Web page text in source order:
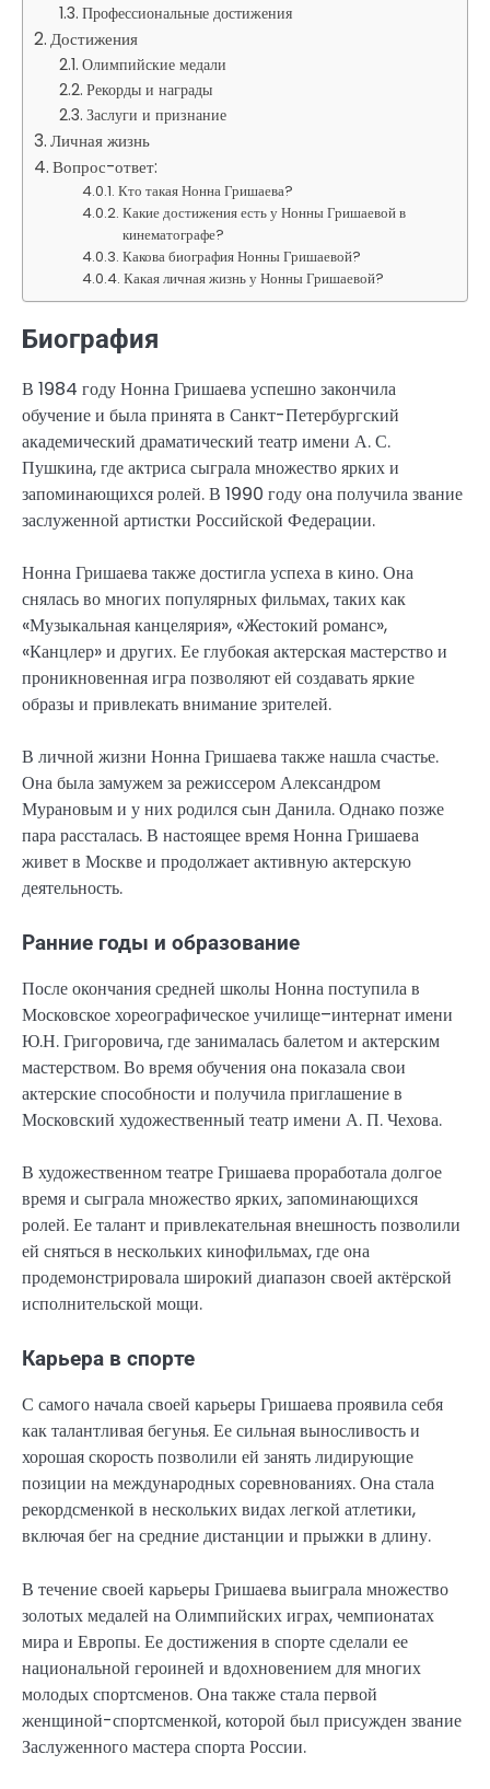
Профессиональные достижения
Достижения
Олимпийские медали
Рекорды и награды
Заслуги и признание
Личная жизнь
Вопрос-ответ:
Кто такая Нонна Гришаева?
Какие достижения есть у Нонны Гришаевой в
кинематографе?
Какова биография Нонны Гришаевой?
Какая личная жизнь у Нонны Гришаевой?
Биография
В 1984 году Нонна Гришаева успешно закончила
обучение и была принята в Санкт-Петербургский
академический драматический театр имени А. С.
Пушкина, где актриса сыграла множество ярких и
запоминающихся ролей. В 1990 году она получила звание
заслуженной артистки Российской Федерации.
Нонна Гришаева также достигла успеха в кино. Она
снялась во многих популярных фильмах, таких как
«Музыкальная канцелярия», «Жестокий романс»,
«Канцлер» и других. Ее глубокая актерская мастерство и
проникновенная игра позволяют ей создавать яркие
образы и привлекать внимание зрителей.
В личной жизни Нонна Гришаева также нашла счастье.
Она была замужем за режиссером Александром
Мурановым и у них родился сын Данила. Однако позже
пара рассталась. В настоящее время Нонна Гришаева
живет в Москве и продолжает активную актерскую
деятельность.
Ранние годы и образование
После окончания средней школы Нонна поступила в
Московское хореографическое училище–интернат имени
Ю.Н. Григоровича, где занималась балетом и актерским
мастерством. Во время обучения она показала свои
актерские способности и получила приглашение в
Московский художественный театр имени А. П. Чехова.
В художественном театре Гришаева проработала долгое
время и сыграла множество ярких, запоминающихся
ролей. Ее талант и привлекательная внешность позволили
ей сняться в нескольких кинофильмах, где она
продемонстрировала широкий диапазон своей актёрской
исполнительской мощи.
Карьера в спорте
С самого начала своей карьеры Гришаева проявила себя
как талантливая бегунья. Ее сильная выносливость и
хорошая скорость позволили ей занять лидирующие
позиции на международных соревнованиях. Она стала
рекордсменкой в нескольких видах легкой атлетики,
включая бег на средние дистанции и прыжки в длину.
В течение своей карьеры Гришаева выиграла множество
золотых медалей на Олимпийских играх, чемпионатах
мира и Европы. Ее достижения в спорте сделали ее
национальной героиней и вдохновением для многих
молодых спортсменов. Она также стала первой
женщиной-спортсменкой, которой был присужден звание
Заслуженного мастера спорта России.